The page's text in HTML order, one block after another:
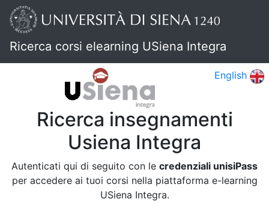
Ricerca corsi elearning USiena Integra
English
Ricerca insegnamenti
Usiena Integra
Autenticati qui di seguito con le credenziali unisiPass
per accedere ai tuoi corsi nella piattaforma e-learning
USiena Integra.